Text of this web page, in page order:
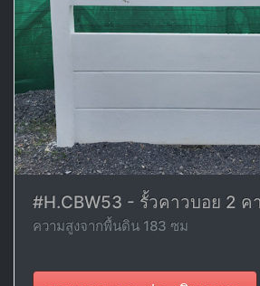
#H.CBW53 - รั้วคาวบอย 2
ความสูงจากพื้นดิน 183 ซม